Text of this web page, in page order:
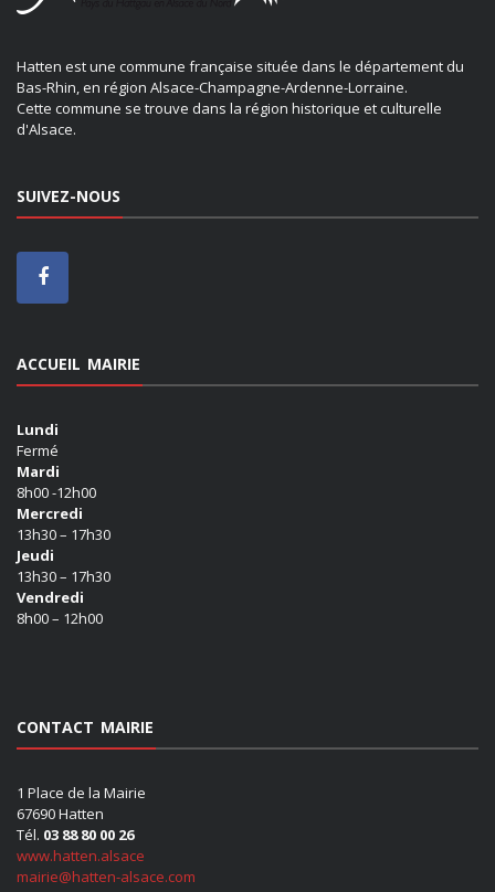
Hatten est une commune française située dans le département du
Bas-Rhin, en région Alsace-Champagne-Ardenne-Lorraine.
Cette commune se trouve dans la région historique et culturelle
d'Alsace.
SUIVEZ-NOUS
ACCUEIL MAIRIE
Lundi
Fermé
Mardi
8h00 -12h00
Mercredi
13h30 – 17h30
Jeudi
13h30 – 17h30
Vendredi
8h00 – 12h00
CONTACT MAIRIE
1 Place de la Mairie
67690 Hatten
Tél. 03 88 80 00 26
www.hatten.alsace
mairie@hatten-alsace.com